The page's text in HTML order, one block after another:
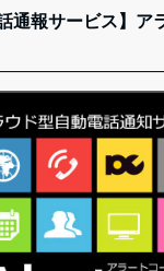
通報サービス】ア